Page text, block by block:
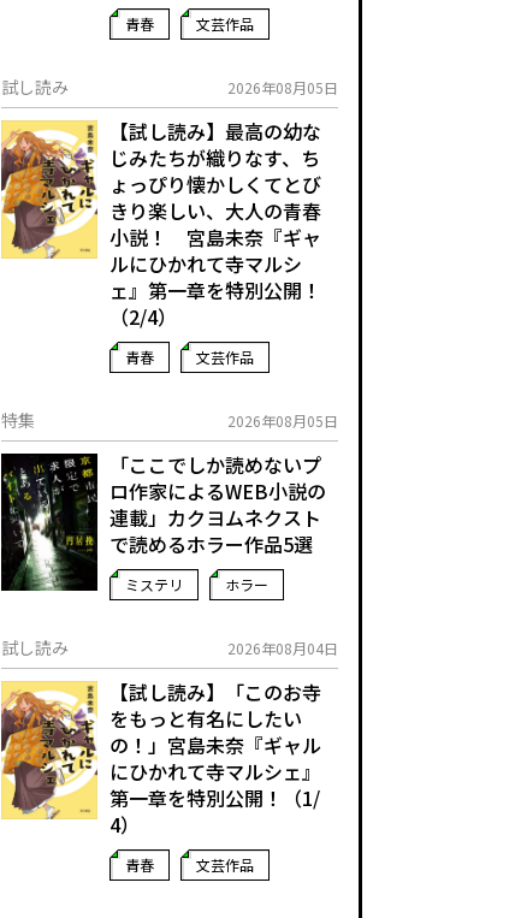
青春 文芸作品
試し読み 2026年08月05日
【試し読み】最高の幼な
じみたちが織りなす、ち
ょっぴり懐かしくてとび
きり楽しい、大人の青春
小説！ 宮島未奈『ギャ
ルにひかれて寺マルシ
ェ』第一章を特別公開！
（2/4）
青春 文芸作品
特集 2026年08月05日
「ここでしか読めないプ
ロ作家によるWEB小説の
連載」――カクヨムネクスト
で読めるホラー作品5選
ミステリ ホラー
試し読み 2026年08月04日
【試し読み】「このお寺
をもっと有名にしたい
の！」宮島未奈『ギャル
にひかれて寺マルシェ』
第一章を特別公開！（1/
4）
青春 文芸作品